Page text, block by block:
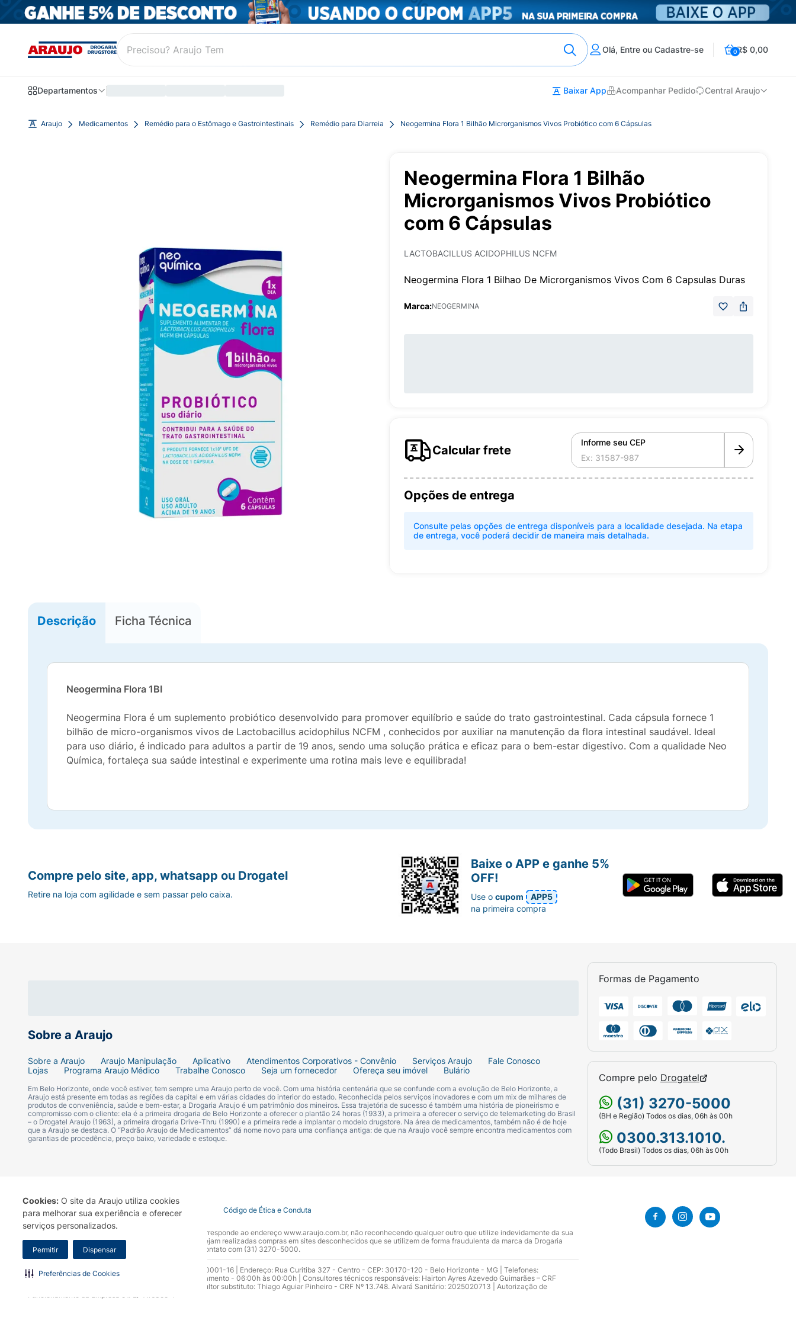
Cookies: O site da Araujo utiliza cookies
para melhorar sua experiência e oferecer
serviços personalizados.
Permitir Dispensar
Preferências de Cookies
Olá, Entre ou Cadastre-se 0R$ 0,00
Departamentos Baixar App Acompanhar Pedido Central Araujo
Araujo Medicamentos Remédio para o Estômago e Gastrointestinais Remédio para Diarreia Neogermina Flora 1 Bilhão Microrganismos Vivos Probiótico com 6 Cápsulas
Neogermina Flora 1 Bilhão
Microrganismos Vivos Probiótico
com 6 Cápsulas
LACTOBACILLUS ACIDOPHILUS NCFM
Neogermina Flora 1 Bilhao De Microrganismos Vivos Com 6 Capsulas Duras
Marca:NEOGERMINA
Calcular frete
Informe seu CEP
Opções de entrega
Consulte pelas opções de entrega disponíveis para a localidade desejada. Na etapa
de entrega, você poderá decidir de maneira mais detalhada.
Descrição Ficha Técnica
Neogermina Flora 1BI
Neogermina Flora é um suplemento probiótico desenvolvido para promover equilíbrio e saúde do trato gastrointestinal. Cada cápsula fornece 1
bilhão de micro-organismos vivos de Lactobacillus acidophilus NCFM , conhecidos por auxiliar na manutenção da flora intestinal saudável. Ideal
para uso diário, é indicado para adultos a partir de 19 anos, sendo uma solução prática e eficaz para o bem-estar digestivo. Com a qualidade Neo
Química, fortaleça sua saúde intestinal e experimente uma rotina mais leve e equilibrada!
Sobre a Araujo
Sobre a Araujo Araujo Manipulação Aplicativo Atendimentos Corporativos - Convênio Serviços Araujo
Fale Conosco
Lojas
Programa Araujo Médico Trabalhe Conosco Seja um fornecedor Ofereça seu imóvel Bulário
Em Belo Horizonte, onde você estiver, tem sempre uma Araujo perto de você. Com uma história centenária que se confunde com a evolução de Belo Horizonte, a
Araujo está presente em todas as regiões da capital e em várias cidades do interior do estado. Reconhecida pelos serviços inovadores e com um mix de milhares de
produtos de conveniência, saúde e bem-estar, a Drogaria Araujo é um patrimônio dos mineiros. Essa trajetória de sucesso é também uma história de pioneirismo e
compromisso com o cliente: ela é a primeira drogaria de Belo Horizonte a oferecer o plantão 24 horas (1933), a primeira a oferecer o serviço de telemarketing do Brasil
– o Drogatel Araujo (1963), a primeira drogaria Drive-Thru (1990) e a primeira rede a implantar o modelo drugstore. Na área de medicamentos, também não é de hoje
que a Araujo se destaca. O “Padrão Araujo de Medicamentos” dá nome novo para uma confiança antiga: de que na Araujo você sempre encontra medicamentos com
garantias de procedência, preço baixo, variedade e estoque.
Formas de Pagamento
Compre pelo Drogatel
(31) 3270-5000
(BH e Região) Todos os dias, 06h às 00h
0300.313.1010.
(Todo Brasil) Todos os dias, 06h às 00h
Compre pelo site, app, whatsapp ou Drogatel
Retire na loja com agilidade e sem passar pelo caixa.
Baixe o APP e ganhe 5%
OFF!
Use ocupom
APP5
na primeira compra
Termo de Uso Portal da Privacidade Covid-19 Código de Ética e Conduta
A Drogaria Araujo S/A informa que o seu site oficial corresponde ao endereço www.araujo.com.br, não reconhecendo qualquer outro que utilize indevidamente da sua
marca. Para sua segurança recomendamos que não sejam realizadas compras em sites desconhecidos que se utilizem de forma fraudulenta da marca da Drogaria
Araujo S.A. Em caso de dúvidas, gentileza entrar em contato com (31) 3270-5000.
Razão Social: Drogaria Araujo S.A | CNPJ: 17.256.512.0001-16 | Endereço: Rua Curitiba 327 - Centro - CEP: 30170-120 - Belo Horizonte - MG | Telefones:
0300.313.1010 e (31) 3270-5000 Horário de funcionamento - 06:00h às 00:00h | Consultores técnicos responsáveis: Hairton Ayres Azevedo Guimarães – CRF
10.965 | Yasmin Silva Alvarenga – CRF 52.584 - Consultor substituto: Thiago Aguiar Pinheiro - CRF Nº 13.748. Alvará Sanitário: 2025020713 | Autorização de
Funcionamento da Empresa (AFE): 7.16355-1